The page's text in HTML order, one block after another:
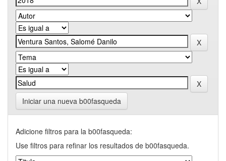
Iniciar una nueva b00fasqueda
Adicione filtros para la b00fasqueda:
Use filtros para refinar los resultados de b00fasqueda.